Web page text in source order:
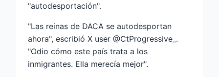
"autodesportación".
"Las reinas de DACA se autodesportan
ahora", escribió X user @CtProgressive_.
"Odio cómo este país trata a los
inmigrantes. Ella merecía mejor".